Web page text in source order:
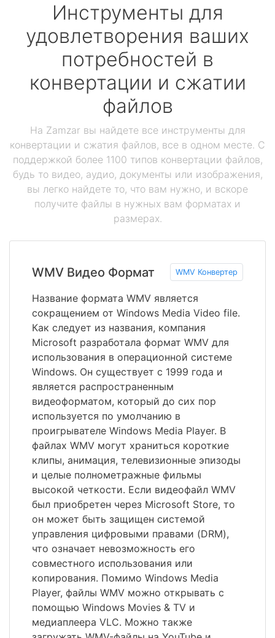
Инструменты для
удовлетворения ваших
потребностей в
конвертации и сжатии
файлов
На Zamzar вы найдете все инструменты для
конвертации и сжатия файлов, все в одном месте. С
поддержкой более 1100 типов конвертации файлов,
будь то видео, аудио, документы или изображения,
вы легко найдете то, что вам нужно, и вскоре
получите файлы в нужных вам форматах и
размерах.
WMV Видео Формат WMV Конвертер
Название формата WMV является
сокращением от Windows Media Video file.
Как следует из названия, компания
Microsoft разработала формат WMV для
использования в операционной системе
Windows. Он существует с 1999 года и
является распространенным
видеоформатом, который до сих пор
используется по умолчанию в
проигрывателе Windows Media Player. В
файлах WMV могут храниться короткие
клипы, анимация, телевизионные эпизоды
и целые полнометражные фильмы
высокой четкости. Если видеофайл WMV
был приобретен через Microsoft Store, то
он может быть защищен системой
управления цифровыми правами (DRM),
что означает невозможность его
совместного использования или
копирования. Помимо Windows Media
Player, файлы WMV можно открывать с
помощью Windows Movies & TV и
медиаплеера VLC. Можно также